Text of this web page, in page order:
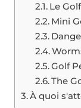
Le
Mini
Golf
The
À quoi